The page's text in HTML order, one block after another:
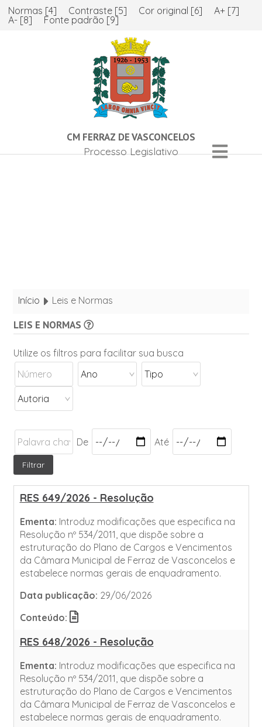
Normas [4] Contraste [5] Cor original [6]
A+ [7]
A- [8]
Fonte padrão [9]
CM FERRAZ DE VASCONCELOS
Processo Legislativo
Início Leis e Normas
LEIS E NORMAS
Utilize os filtros para facilitar sua busca
De Até
RES 649/2026 - Resolução
Ementa: Introduz modificações que especifica na
Resolução nº 534/2011, que dispõe sobre a
estruturação do Plano de Cargos e Vencimentos
da Câmara Municipal de Ferraz de Vasconcelos e
estabelece normas gerais de enquadramento.
Data publicação: 29/06/2026
Conteúdo:
RES 648/2026 - Resolução
Ementa: Introduz modificações que especifica na
Resolução nº 534/2011, que dispõe sobre a
estruturação do Plano de Cargos e Vencimentos
da Câmara Municipal de Ferraz de Vasconcelos e
estabelece normas gerais de enquadramento.